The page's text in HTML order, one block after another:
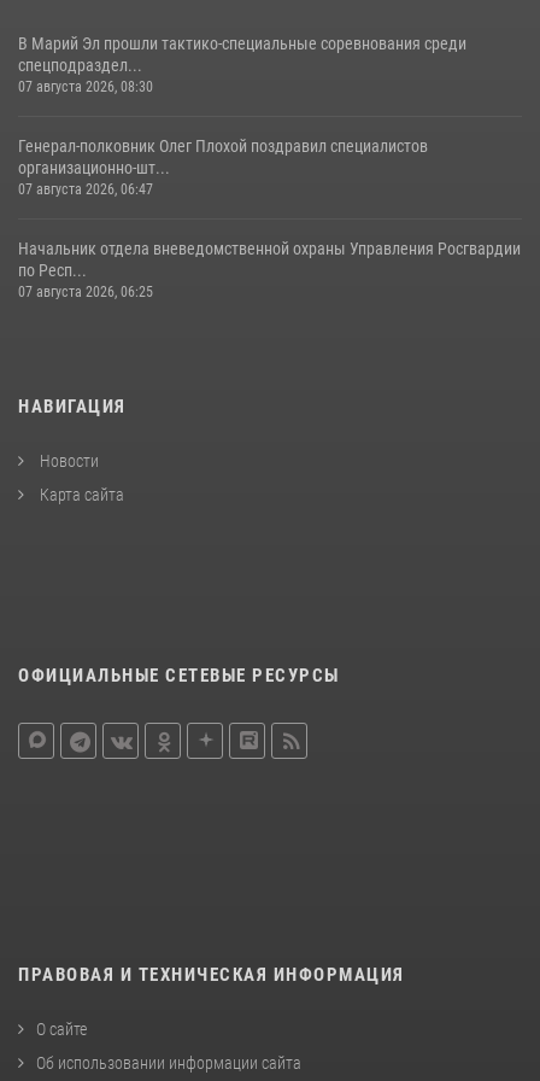
В Марий Эл прошли тактико-специальные соревнования среди
спецподраздел...
07 августа 2026, 08:30
Генерал-полковник Олег Плохой поздравил специалистов
организационно-шт...
07 августа 2026, 06:47
Начальник отдела вневедомственной охраны Управления Росгвардии
по Респ...
07 августа 2026, 06:25
НАВИГАЦИЯ
Новости
Карта сайта
ОФИЦИАЛЬНЫЕ СЕТЕВЫЕ РЕСУРСЫ
ПРАВОВАЯ И ТЕХНИЧЕСКАЯ ИНФОРМАЦИЯ
О сайте
Об использовании информации сайта